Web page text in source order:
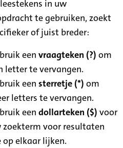
in uw
te gebruiken, zoekt
of juist breder:
eenvraagteken (?) om
letter te vervangen.
eensterretje (*) om
letters te vervangen.
eendollarteken ($) voor
zoekterm voor resultaten
op elkaar lijken.